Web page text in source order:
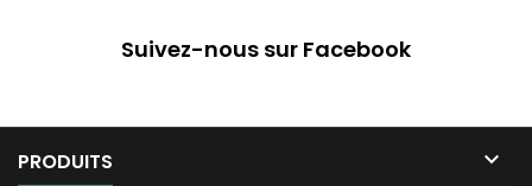
250 euos
dix jours à compter du jour
Suivez-nous sur Facebook
PRODUITS 